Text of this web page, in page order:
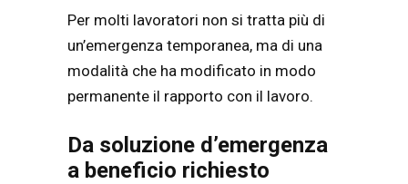
Per molti lavoratori non si tratta più di
un’emergenza temporanea, ma di una
modalità che ha modificato in modo
permanente il rapporto con il lavoro.
Da soluzione d’emergenza
a beneficio richiesto